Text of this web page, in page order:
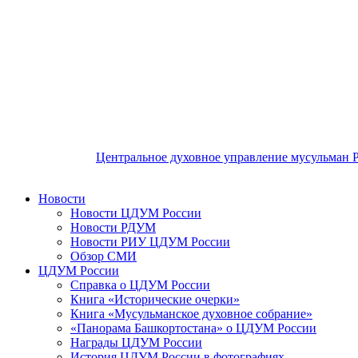
Центральное духовное управление мусульман
Новости
Новости ЦДУМ России
Новости РДУМ
Новости РИУ ЦДУМ России
Обзор СМИ
ЦДУМ России
Справка о ЦДУМ России
Книга «Исторические очерки»
Книга «Мусульманское духовное собрание»
«Панорама Башкортостана» о ЦДУМ России
Награды ЦДУМ России